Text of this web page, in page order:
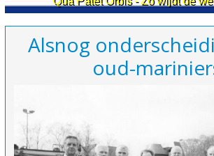
Alsnog
oud-